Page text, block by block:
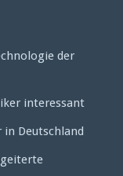
der
interessant
Deutschland